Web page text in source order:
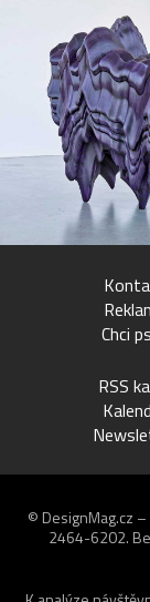
Chci
RSS
© DesignMag.cz
2464-6202.